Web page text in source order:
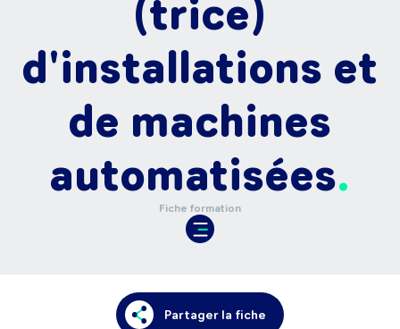
(trice)
d'installations et
de machines
automatisées
Fiche formation
Partager la fiche